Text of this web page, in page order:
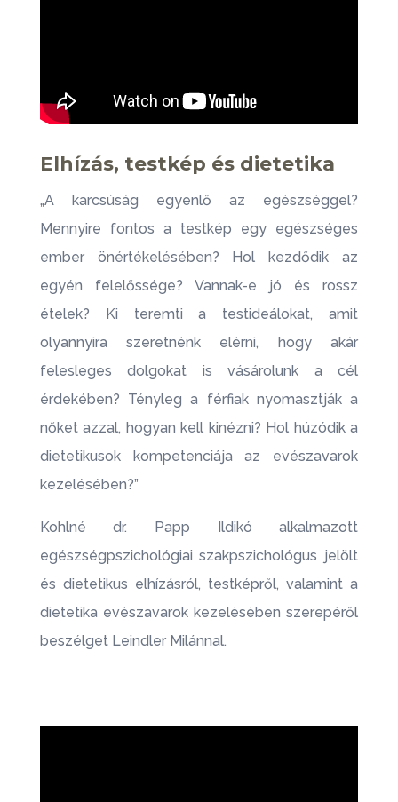
Elhízás, testkép és dietetika
„A karcsúság egyenlő az egészséggel?
Mennyire fontos a testkép egy egészséges
ember önértékelésében? Hol kezdődik az
egyén felelőssége? Vannak-e jó és rossz
ételek? Ki teremti a testideálokat, amit
olyannyira szeretnénk elérni, hogy akár
felesleges dolgokat is vásárolunk a cél
érdekében? Tényleg a férfiak nyomasztják a
nőket azzal, hogyan kell kinézni? Hol húzódik a
dietetikusok kompetenciája az evészavarok
kezelésében?”
Kohlné dr. Papp Ildikó alkalmazott
egészségpszichológiai szakpszichológus jelölt
és dietetikus elhízásról, testképről, valamint a
dietetika evészavarok kezelésében szerepéről
beszélget Leindler Milánnal.